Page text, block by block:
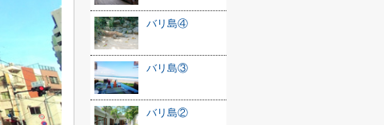
バリ島④
バリ島③
バリ島②